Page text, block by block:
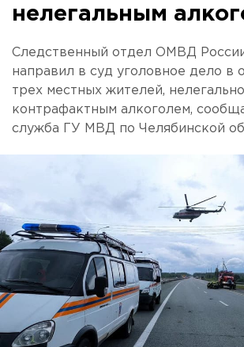
нелегальным
Следственный отдел ОМВД
направил в суд уголовное дело в
трех местных жителей,
контрафактным алкоголем,
служба ГУ МВД по Челябинской